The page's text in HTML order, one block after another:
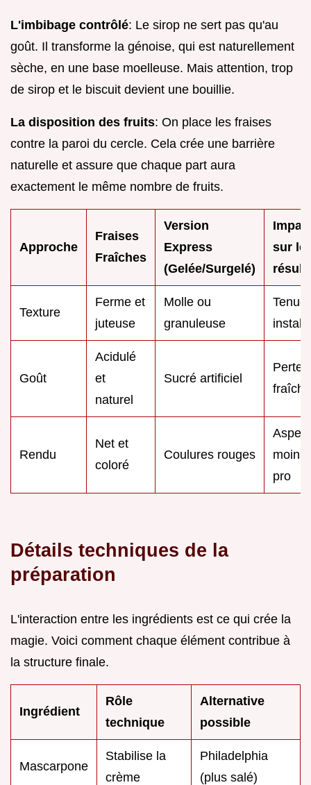
L'imbibage contrôlé: Le sirop ne sert pas qu'au
goût. Il transforme la génoise, qui est naturellement
sèche, en une base moelleuse. Mais attention, trop
de sirop et le biscuit devient une bouillie.
La disposition des fruits: On place les fraises
contre la paroi du cercle. Cela crée une barrière
naturelle et assure que chaque part aura
exactement le même nombre de fruits.
Approche
Fraises
Fraîches
Version
Express
(Gelée/Surgelé)
sur le
Texture
Ferme et
juteuse
Molle ou
granuleuse
Tenue
Goût
Acidulé
et
naturel
Sucré artificiel
Perte
Rendu
Net et
coloré
Coulures rouges
Aspect
moins
pro
Détails techniques de la
préparation
L'interaction entre les ingrédients est ce qui crée la
magie. Voici comment chaque élément contribue à
la structure finale.
Ingrédient
Rôle
technique
Alternative
possible
Mascarpone
Stabilise la
crème
Philadelphia
(plus salé)